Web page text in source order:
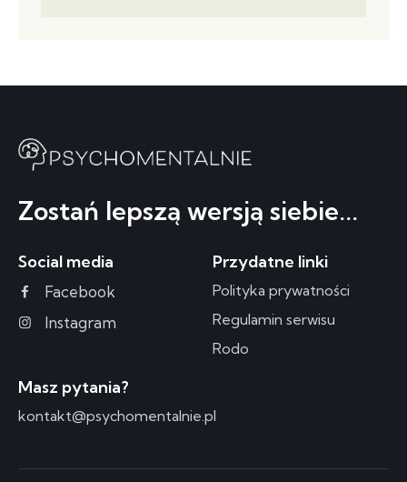
Zostań lepszą wersją siebie...
Social media
Facebook
Instagram
Przydatne linki
Polityka prywatności
Regulamin serwisu
Rodo
Masz pytania?
kontakt@psychomentalnie.pl